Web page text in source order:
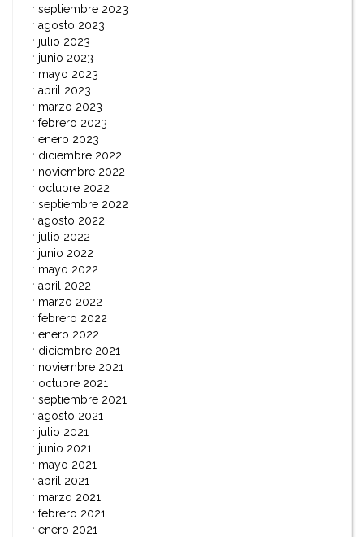
septiembre 2023
agosto 2023
julio 2023
junio 2023
mayo 2023
abril 2023
marzo 2023
febrero 2023
enero 2023
diciembre 2022
noviembre 2022
octubre 2022
septiembre 2022
agosto 2022
julio 2022
junio 2022
mayo 2022
abril 2022
marzo 2022
febrero 2022
enero 2022
diciembre 2021
noviembre 2021
octubre 2021
septiembre 2021
agosto 2021
julio 2021
junio 2021
mayo 2021
abril 2021
marzo 2021
febrero 2021
enero 2021